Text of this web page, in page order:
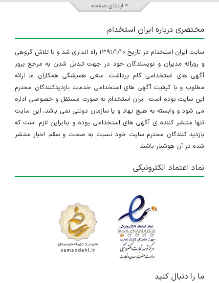
ابتدای صفحه
مختصری درباره ایران استخدام
سایت ایران استخدام در تاریخ ۱۳۹۱/۱/۱۰ راه اندازی شد و با تلاش گروهی
و روزانه مدیران و نویسندگان خود در جهت تبدیل شدن به مرجع بروز
آگهی های استخدامی گام برداشت. سعی همیشگی همکاران ما ارائه
مطلوب و با کیفیت آگهی های استخدامی خدمت بازدیدکنندگان محترم
این سایت بوده است. ایران استخدام به صورت مستقل و خصوصی اداره
می شود و وابسته به هیچ نهاد و یا سازمان دولتی نمی باشد، این سایت
تنها منتشر کننده ی آگهی های استخدامی بوده و بنابراین لازم است که
بازدید کنندگان محترم سایت خود نسبت به صحت و سقم اخبار منتشر
شده در آن هوشیار باشند.
نماد اعتماد الکترونیکی
ما را دنبال کنید